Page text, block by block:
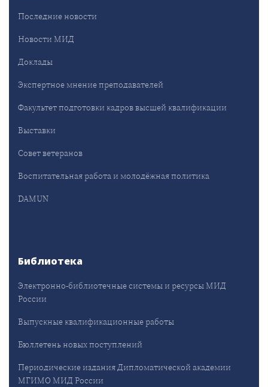
Последние новости
Новости МИД
Доклады
Экспертное мнение преподавателей
Факультет подготовки кадров высшей квалификации
Выставки
Совет ветеранов
Воспитательная работа и молодёжная политика
DAMUN
Библиотека
Электронно-библиотечные системы и ресурсы МИД
России
Выпускные квалификационные работы
Бюллетень новых поступлений
Периодические издания Дипломатической академии
МГИМО МИД России